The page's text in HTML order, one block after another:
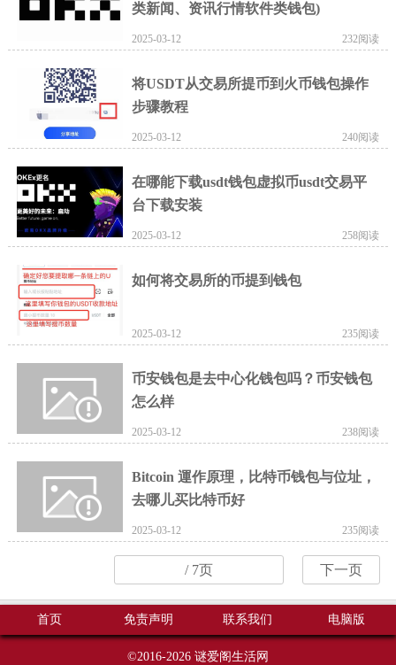
类新闻、资讯行情软件类钱包)
2025-03-12 232阅读
将USDT从交易所提币到火币钱包操作
步骤教程
2025-03-12 240阅读
在哪能下载usdt钱包虚拟币usdt交易平
台下载安装
2025-03-12 258阅读
如何将交易所的币提到钱包
2025-03-12 235阅读
币安钱包是去中心化钱包吗？币安钱包
怎么样
2025-03-12 238阅读
Bitcoin 運作原理，比特币钱包与位址，
去哪儿买比特币好
2025-03-12 235阅读
/ 7页 下一页
首页 免责声明 联系我们 电脑版
©2016-2026 谜爱阁生活网